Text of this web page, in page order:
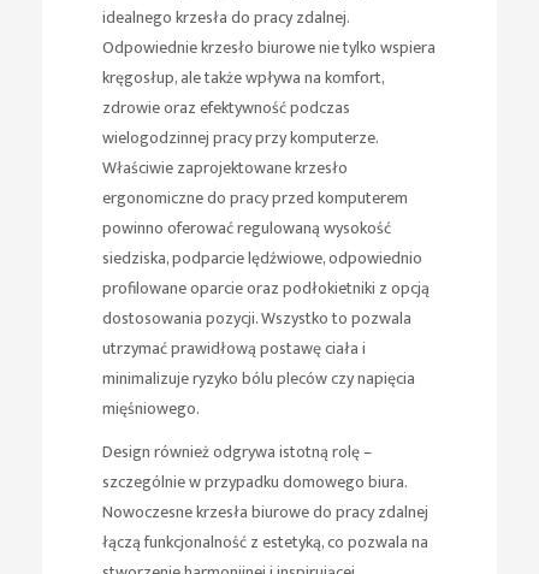
idealnego krzesła do pracy zdalnej.
Odpowiednie krzesło biurowe nie tylko wspiera
kręgosłup, ale także wpływa na komfort,
zdrowie oraz efektywność podczas
wielogodzinnej pracy przy komputerze.
Właściwie zaprojektowane krzesło
ergonomiczne do pracy przed komputerem
powinno oferować regulowaną wysokość
siedziska, podparcie lędźwiowe, odpowiednio
profilowane oparcie oraz podłokietniki z opcją
dostosowania pozycji. Wszystko to pozwala
utrzymać prawidłową postawę ciała i
minimalizuje ryzyko bólu pleców czy napięcia
mięśniowego.
Design również odgrywa istotną rolę –
szczególnie w przypadku domowego biura.
Nowoczesne krzesła biurowe do pracy zdalnej
łączą funkcjonalność z estetyką, co pozwala na